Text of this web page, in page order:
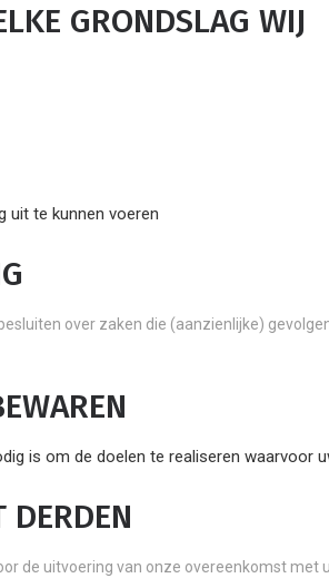
GRONDSLAG WIJ
uit te kunnen voeren
over zaken die (aanzienlijke)
is om de doelen te realiseren waarvoor
DERDEN
de uitvoering van onze overeenkomst met